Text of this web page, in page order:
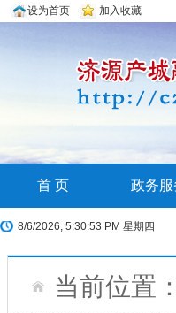
设为首页 加入收藏
首 页 政务服
8/6/2026, 5:30:54 PM 星期四
当前位置：